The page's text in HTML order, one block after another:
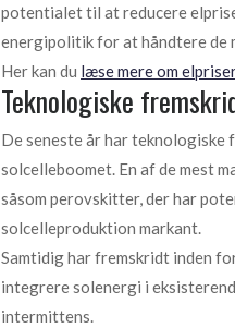
potentialet til at reducere
energipolitik for at håndtere de
Her kan du læse mere om
Teknologiske
De seneste år har
solcelleboomet. En af de mest
såsom perovskitter, der har
solcelleproduktion markant.
Samtidig har fremskridt inden
integrere solenergi i
intermittens.